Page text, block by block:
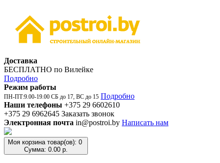
Доставка
БЕСПЛАТНО по Вилейке
Подробно
Режим работы
ПН-ПТ:9.00-19.00 СБ до 17, ВС до 15 Подробно
Наши телефоны +375 29 6602610
+375 29 6962645 Заказать звонок
Электронная почта in@postroi.by Написать нам
Моя корзина товар(ов): 0
Сумма: 0.00 р.